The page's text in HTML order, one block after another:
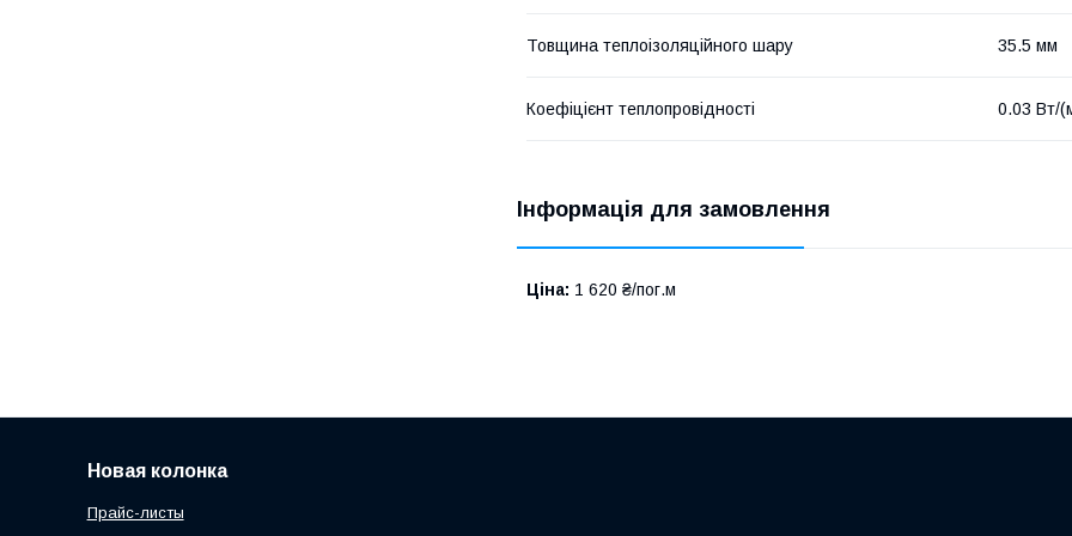
Товщина теплоізоляційного шару 35.5 мм
Коефіцієнт теплопровідності 0.03 Вт/
Інформація для замовлення
Ціна: 1 620 ₴/пог.м
Новая колонка
Прайс-листы